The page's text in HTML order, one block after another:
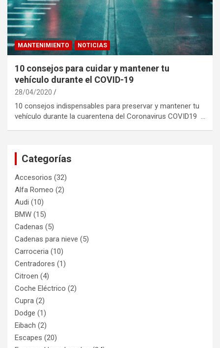
MANTENIMIENTO NOTICIAS
10 consejos para cuidar y mantener tu
vehículo durante el COVID-19
28/04/2020
10 consejos indispensables para preservar y mantener tu
vehículo durante la cuarentena del Coronavirus COVID19 …
Categorías
Accesorios (32)
Alfa Romeo (2)
Audi (10)
BMW (15)
Cadenas (5)
Cadenas para nieve (5)
Carroceria (10)
Centradores (1)
Citroen (4)
Coche Eléctrico (2)
Cupra (2)
Dodge (1)
Eibach (2)
Escapes (20)